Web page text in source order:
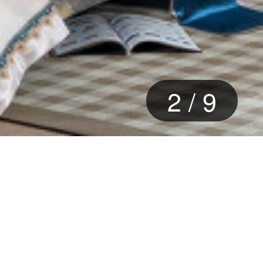
3/9